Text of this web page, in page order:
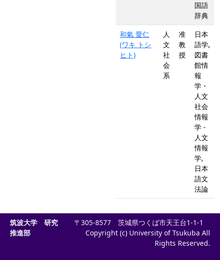
国語
辞典
和氣 愛仁
(ワキ トシ
ヒト)
人
文
社
会
系
准
教
授
日本
語学,
図書
館情
報
学・
人文
社会
情報
学 -
人文
情報
学,
日本
語文
法論
筑波大学 研究
推進部
〒305-8577 茨城県つくば市天王台1-1-1
Copyright (c) University of Tsukuba All
Rights Reserved.